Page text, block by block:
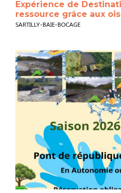
Expérience de
ressource grâce aux
SARTILLY-BAIE-BOCAGE